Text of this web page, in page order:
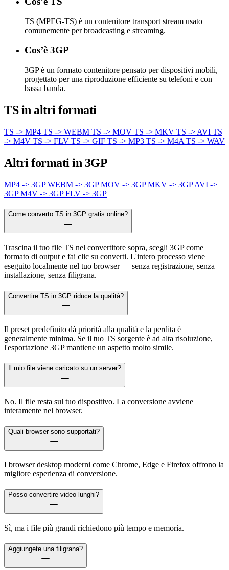
TS (MPEG-TS) è un contenitore transport stream usato
comunemente per broadcasting e streaming.
Cos’è 3GP
3GP è un formato contenitore pensato per dispositivi mobili,
progettato per una riproduzione efficiente su telefoni e con
bassa banda.
TS in altri formati
TS -> MP4 TS -> WEBM TS -> MOV TS -> MKV TS -> AVI TS
-> M4V TS -> FLV TS -> GIF TS -> MP3 TS -> M4A TS -> WAV
Altri formati in 3GP
MP4 -> 3GPWEBM -> 3GPMOV -> 3GPMKV -> 3GPAVI ->
3GPM4V -> 3GPFLV -> 3GP
Come converto TS in 3GP gratis online?
Trascina il tuo file TS nel convertitore sopra, scegli 3GP come
formato di output e fai clic su converti. L'intero processo viene
eseguito localmente nel tuo browser — senza registrazione, senza
installazione, senza filigrana.
Convertire TS in 3GP riduce la qualità?
Il preset predefinito dà priorità alla qualità e la perdita è
generalmente minima. Se il tuo TS sorgente è ad alta risoluzione,
l'esportazione 3GP mantiene un aspetto molto simile.
Il mio file viene caricato su un server?
No. Il file resta sul tuo dispositivo. La conversione avviene
interamente nel browser.
Quali browser sono supportati?
I browser desktop moderni come Chrome, Edge e Firefox offrono la
migliore esperienza di conversione.
Posso convertire video lunghi?
Sì, ma i file più grandi richiedono più tempo e memoria.
Aggiungete una filigrana?